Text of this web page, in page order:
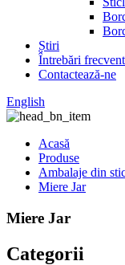
Știri
Întrebări
Contactează-ne
English
Acasă
Produse
Ambalaje din
Miere Jar
Miere Jar
Categorii